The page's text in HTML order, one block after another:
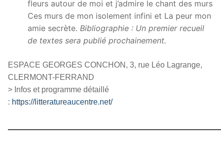
fleurs autour de moi et j’admire le chant des murs
Ces murs de mon isolement infini et La peur mon
amie secrète. Bibliographie : Un premier recueil
de textes sera publié prochainement.
ESPACE GEORGES CONCHON, 3, rue Léo Lagrange,
CLERMONT-FERRAND
> Infos et programme détaillé
: https://litteratureaucentre.net/